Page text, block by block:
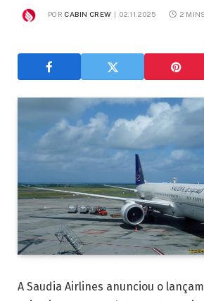
POR CABIN CREW 02.11.2025 2
A Saudia Airlines anunciou o